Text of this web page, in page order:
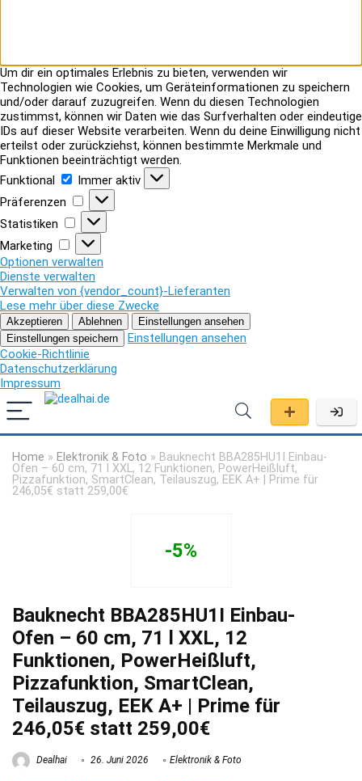
Um dir ein optimales Erlebnis zu bieten, verwenden wir
Technologien wie Cookies, um Geräteinformationen zu speichern
und/oder darauf zuzugreifen. Wenn du diesen Technologien
zustimmst, können wir Daten wie das Surfverhalten oder eindeutige
IDs auf dieser Website verarbeiten. Wenn du deine Einwilligung nicht
erteilst oder zurückziehst, können bestimmte Merkmale und
Funktionen beeinträchtigt werden.
Funktional
Funktional
Immer aktiv
Präferenzen
Präferenzen
Statistiken
Statistiken
Marketing
Marketing
Optionen verwalten
Dienste verwalten
Verwalten von {vendor_count}-Lieferanten
Lese mehr über diese Zwecke
Akzeptieren Ablehnen
Einstellungen ansehen
Einstellungen speichern
Einstellungen ansehen
Cookie-Richtlinie
Datenschutzerklärung
Impressum
Home » Elektronik & Foto » Bauknecht BBA285HU1I Einbau-
Ofen – 60 cm, 71 l XXL, 12 Funktionen, PowerHeißluft,
Pizzafunktion, SmartClean, Teilauszug, EEK A+ | Prime für
246,05€ statt 259,00€
-5%
Bauknecht BBA285HU1I Einbau-
Ofen – 60 cm, 71 l XXL, 12
Funktionen, PowerHeißluft,
Pizzafunktion, SmartClean,
Teilauszug, EEK A+ | Prime für
246,05€ statt 259,00€
Dealhai 26. Juni 2026 Elektronik & Foto